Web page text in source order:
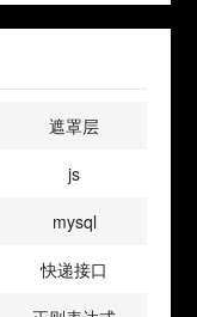
遮罩层
js
mysql
快递接口